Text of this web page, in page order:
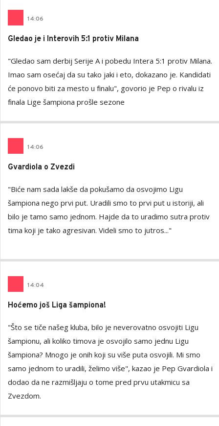
14:06
Gledao je i Interovih 5:1 protiv Milana
"Gledao sam derbij Serije A i pobedu Intera 5:1 protiv Milana.
Imao sam osećaj da su tako jaki i eto, dokazano je. Kandidati
će ponovo biti za mesto u finalu", govorio je Pep o rivalu iz
finala Lige šampiona prošle sezone
14:06
Gvardiola o Zvezdi
"Biće nam sada lakše da pokušamo da osvojimo Ligu
šampiona nego prvi put. Uradili smo to prvi put u istoriji, ali
bilo je tamo samo jednom. Hajde da to uradimo sutra protiv
tima koji je tako agresivan. Videli smo to jutros..."
14:04
Hoćemo još Liga šampiona!
"Što se tiče našeg kluba, bilo je neverovatno osvojiti Ligu
šampionu, ali koliko timova je osvojilo samo jednu Ligu
šampiona? Mnogo je onih koji su više puta osvojili. Mi smo
samo jednom to uradili, želimo više", kazao je Pep Gvardiola i
dodao da ne razmišljaju o tome pred prvu utakmicu sa
Zvezdom.